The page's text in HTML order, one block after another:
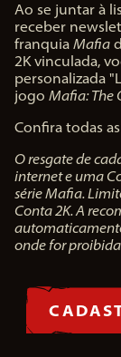
Ao se juntar à
receber
franquia Mafia
2K vinculada,
personalizada
jogo Mafia: The
Confira todas
O resgate de
internet e uma
série Mafia.
Conta 2K. A
onde for